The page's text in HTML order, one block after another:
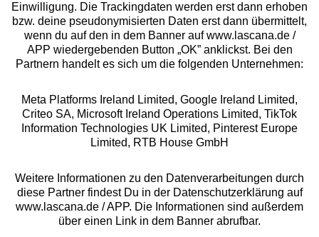
Rechtliches
Alle Preise inkl. MwSt., zzgl.
Versandkosten
** Bonität vorausgesetzt, berechtigt zur Bonitätsprüfung
Einwilligung. Die Trackingdaten werden erst dann erhoben
bzw. deine pseudonymisierten Daten erst dann übermittelt,
wenn du auf den in dem Banner auf www.lascana.de /
APP wiedergebenden Button „OK” anklickst. Bei den
Partnern handelt es sich um die folgenden Unternehmen:
Meta Platforms Ireland Limited, Google Ireland Limited,
Criteo SA, Microsoft Ireland Operations Limited, TikTok
Information Technologies UK Limited, Pinterest Europe
Limited, RTB House GmbH
Weitere Informationen zu den Datenverarbeitungen durch
diese Partner findest Du in der Datenschutzerklärung auf
www.lascana.de / APP. Die Informationen sind außerdem
über einen Link in dem Banner abrufbar.